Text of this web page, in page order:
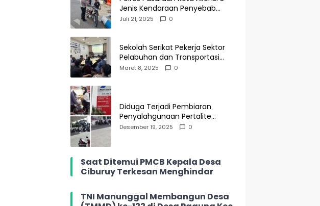
Jenis Kendaraan Penyebab
Kecelakaan di Operasi Patuh
Juli 21, 2025 0
Sekolah Serikat Pekerja Sektor
Pelabuhan dan Transportasi
Indonesia Agenda Buka Puasa
Maret 8, 2025 0
Diduga Terjadi Pembiaran
Penyalahgunaan Pertalite
Subsidi di SPBU 34-135.05
Desember 19, 2025 0
Saat Ditemui PMCB Kepala Desa
Ciburuy Terkesan Menghindar
TNI Manunggal Membangun Desa